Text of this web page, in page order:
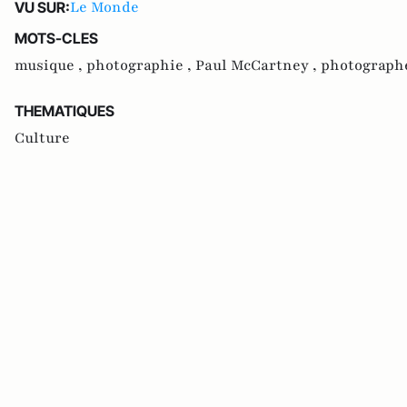
VU SUR:Le Monde
MOTS-CLES
musique , photographie , Paul McCartney ,
THEMATIQUES
Culture